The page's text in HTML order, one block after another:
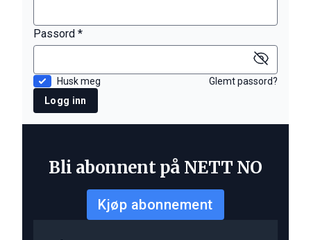
Passord *
Husk meg
Glemt passord?
Logg inn
Bli abonnent på NETT NO
Kjøp abonnement